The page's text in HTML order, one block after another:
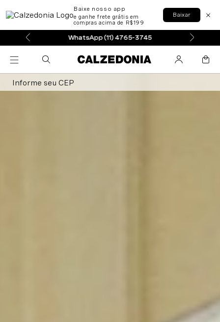
Baixe nosso app
e ganhe frete grátis em
compras acima de R$199
Baixar
WhatsApp (11) 4765-3745
Informe seu CEP